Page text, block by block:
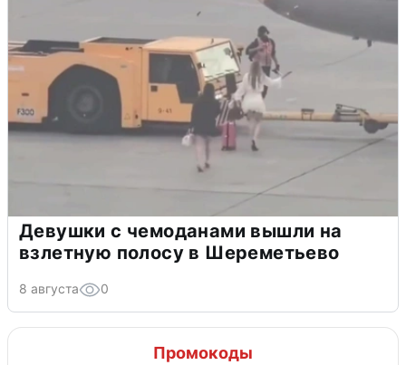
Девушки с чемоданами вышли на
взлетную полосу в Шереметьево
8 августа 0
Промокоды